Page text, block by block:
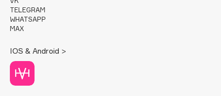
DARLING*
Darphin
Davines
Dessange
Dior
Divage
TELEGRAM
WHATSAPP
MAX
IOS & Android >